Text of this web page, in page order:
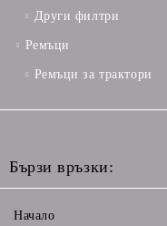
Други филтри
Ремъци
Ремъци за трактори
Бързи връзки:
Начало